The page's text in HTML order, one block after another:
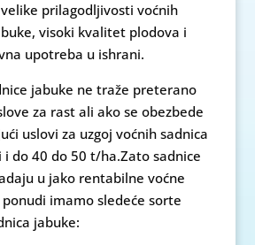
prilagodljivosti voćnih
visoki kvalitet plodova i
upotreba u ishrani.
jabuke ne traže preterano
za rast ali ako se obezbede
uslovi za uzgoj voćnih sadnica
i do 40 do 50 t/ha.Zato sadnice
u jako rentabilne voćne
ponudi imamo sledeće sorte
jabuke: